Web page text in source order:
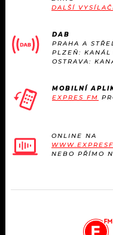
DALŠÍ
DAB
PRAHA A
PLZEŇ: KANÁL
OSTRAVA:
MOBILNÍ
EXPRES FM
ONLINE NA
NEBO PŘÍMO